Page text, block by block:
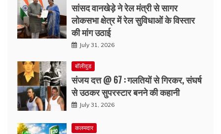
सांसद वानखेड़े ने रेल मंत्री से सागर
लोकसभा क्षेत्र में रेल सुविधाओं के विस्तार
की मांग उठाई
July 31, 2026
बॉलीवुड
संजय दत्त @ 67 : गलतियों से गिरकर, संघर्ष
से उठकर सुपरस्टार बनने की कहानी
July 31, 2026
कलमदार